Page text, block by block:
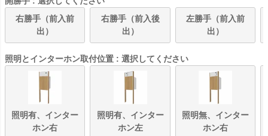
右勝手（前入前
出）
右勝手（前入後
出）
左勝手（前入前
出）
照明とインターホン取付位置 選択してください
照明有、インター
ホン右
照明有、インター
ホン左
照明無、インター
ホン右